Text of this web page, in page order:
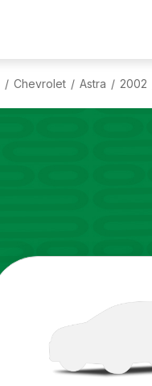
/ Chevrolet / Astra / 2002